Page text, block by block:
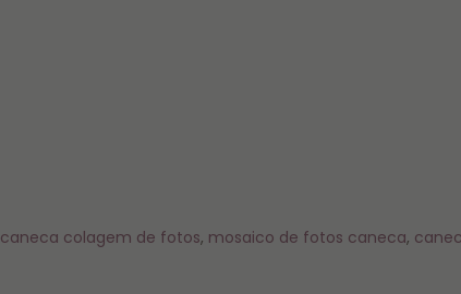
caneca colagem de fotos, mosaico de fotos caneca,